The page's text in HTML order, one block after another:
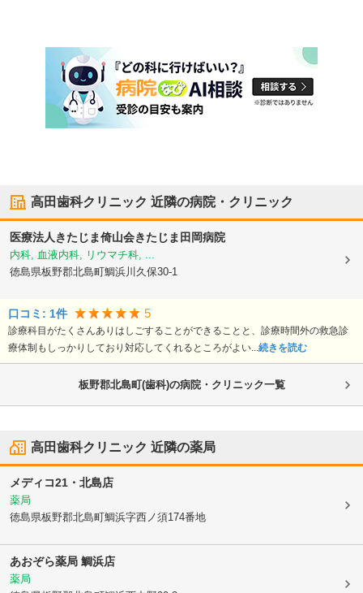
高田歯科クリニック 近隣の病院・クリニック
医療法人きたじま倚山会きたじま田岡病院
内科, 血液内科, リウマチ科, ...
徳島県板野郡北島町鯛浜川久保30-1
口コミ: 1件 5
診療科目がたくさんありはしごすることができることと、診療時間外の救急診
療体制もしっかりしており対応してくれるところがよい...続きを読む
板野郡北島町(歯科)の病院・クリニック一覧
高田歯科クリニック 近隣の薬局
メディコ21・北島店
薬局
徳島県板野郡北島町鯛浜字西ノ須174番地
あおぞら薬局 鯛浜店
薬局